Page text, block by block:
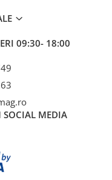
09:30- 18:00
SOCIAL MEDIA